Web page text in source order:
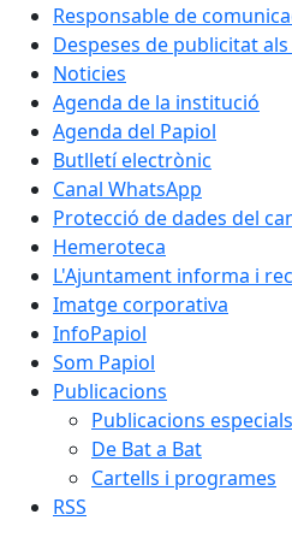
Responsable de
Despeses de publicitat
Noticies
Agenda de la institució
Agenda del Papiol
Butlletí electrònic
Canal WhatsApp
Protecció de dades del
Hemeroteca
L'Ajuntament informa i
Imatge corporativa
InfoPapiol
Som Papiol
Publicacions
Publicacions especials
De Bat a Bat
Cartells i programes
RSS